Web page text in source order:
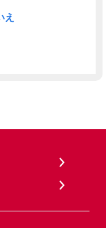
え